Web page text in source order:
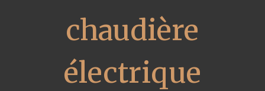
chaudière
électrique